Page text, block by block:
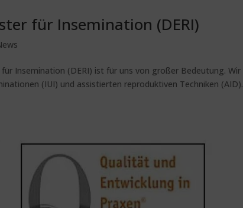
für Insemination (DERI)
Insemination (DERI) ist für uns von großer Bedeutung. Wir
(IUI) und assistierten reproduktiven Techniken (AID).